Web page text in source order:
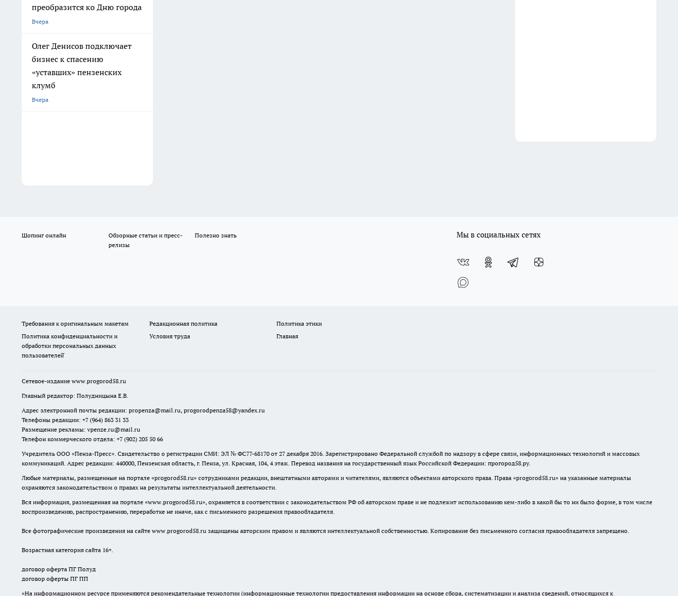
преобразится ко Дню города
Вчера
Олег Денисов подключает
бизнес к спасению
«уставших» пензенских
клумб
Вчера
Шопинг онлайн
Обзорные статьи и пресс-
релизы
Полезно знать Мы в социальных сетях
Требования к оригинальным макетам Редакционная политика
Политика этики
Политика конфиденциальности и
обработки персональных данных
пользователей̆
Условия труда Главная
Сетевое-издание www.progorod58.ru
Главный редактор: Полудницына Е.В.
Адрес электронной почты редакции: propenza@mail.ru, progorodpenza58@yandex.ru
Телефоны редакции: +7 (964) 863 31 33
Размещение рекламы: vpenze.ru@mail.ru
Телефон коммерческого отдела: +7 (902) 205 50 66
Учредитель ООО «Пенза-Пресс». Свидетельство о регистрации СМИ: ЭЛ № ФС77-68170 от 27 декабря 2016. Зарегистрировано Федеральной службой по надзору в сфере связи, информационных технологий и массовых
коммуникаций. Адрес редакции: 440000, Пензенская область, г. Пенза, ул. Красная, 104, 4 этаж. Перевод названия на государственный язык Российской Федерации: прогород58.ру.
Любые материалы, размещенные на портале «progorod58.ru» сотрудниками редакции, внештатными авторами и читателями, являются объектами авторского права. Права «progorod58.ru» на указанные материалы
охраняются законодательством о правах на результаты интеллектуальной деятельности.
Вся информация, размещенная на портале «www.progorod58.ru», охраняется в соответствии с законодательством РФ об авторском праве и не подлежит использованию кем-либо в какой бы то ни было форме, в том числе
воспроизведению, распространению, переработке не иначе, как с письменного разрешения правообладателя.
Все фотографические произведения на сайте www.progorod58.ru защищены авторским правом и являются интеллектуальной собственностью. Копирование без письменного согласия правообладателя запрещено.
Возрастная категория сайта 16+.
договор оферта ПГ Полуд
договор оферты ПГ ПП
«На информационном ресурсе применяются рекомендательные технологии (информационные технологии предоставления информации на основе сбора, систематизации и анализа сведений, относящихся к